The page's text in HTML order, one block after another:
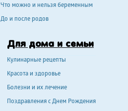
Что можно и нельзя беременным
До и после родов
Для дома и семьи
Кулинарные рецепты
Красота и здоровье
Болезни и их лечение
Поздравления с Днем Рождения